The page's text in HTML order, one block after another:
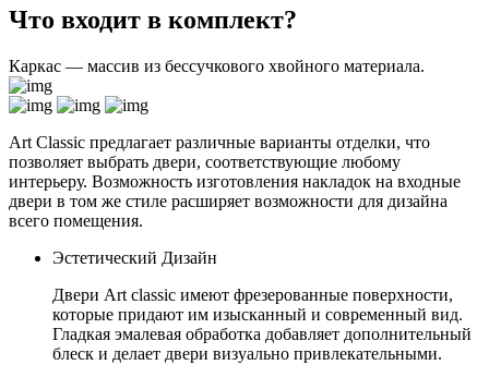
Что входит в комплект?
Каркас — массив из бессучкового хвойного материала.
Art Classic предлагает различные варианты отделки, что
позволяет выбрать двери, соответствующие любому
интерьеру. Возможность изготовления накладок на входные
двери в том же стиле расширяет возможности для дизайна
всего помещения.
Эстетический Дизайн
Двери Art classic имеют фрезерованные поверхности,
которые придают им изысканный и современный вид.
Гладкая эмалевая обработка добавляет дополнительный
блеск и делает двери визуально привлекательными.